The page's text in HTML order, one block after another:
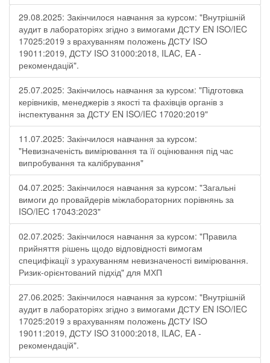
29.08.2025: Закінчилося навчання за курсом: "Внутрішній
аудит в лабораторіях згідно з вимогами ДСТУ EN ISO/IEC
17025:2019 з врахуванням положень ДСТУ ISO
19011:2019, ДСТУ ISO 31000:2018, ILAC, EA -
рекомендацій".
25.07.2025: Закінчилось навчання за курсом: "Підготовка
керівників, менеджерів з якості та фахівців органів з
інспектування за ДСТУ EN ISO/IEC 17020:2019"
11.07.2025: Закінчилося навчання за курсом:
"Невизначеність вимірювання та її оцінювання під час
випробування та калібрування"
04.07.2025: Закінчилося навчання за курсом: "Загальні
вимоги до провайдерів міжлабораторних порівнянь за
ISO/IEC 17043:2023"
02.07.2025: Закінчилося навчання за курсом: "Правила
прийняття рішень щодо відповідності вимогам
специфікації з урахуванням невизначеності вимірювання.
Ризик-орієнтований підхід" для МХП
27.06.2025: Закінчилося навчання за курсом: "Внутрішній
аудит в лабораторіях згідно з вимогами ДСТУ EN ISO/IEC
17025:2019 з врахуванням положень ДСТУ ISO
19011:2019, ДСТУ ISO 31000:2018, ILAC, EA -
рекомендацій".